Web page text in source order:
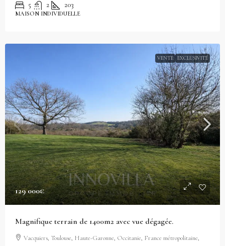
5 2 203
MAISON INDIVIDUELLE
VENTE EXCLUSIVITÉ
129 000€
Magnifique terrain de 1400m2 avec vue dégagée.
Vacquiers, Toulouse, Haute-Garonne, Occitanie, France métropolitaine,